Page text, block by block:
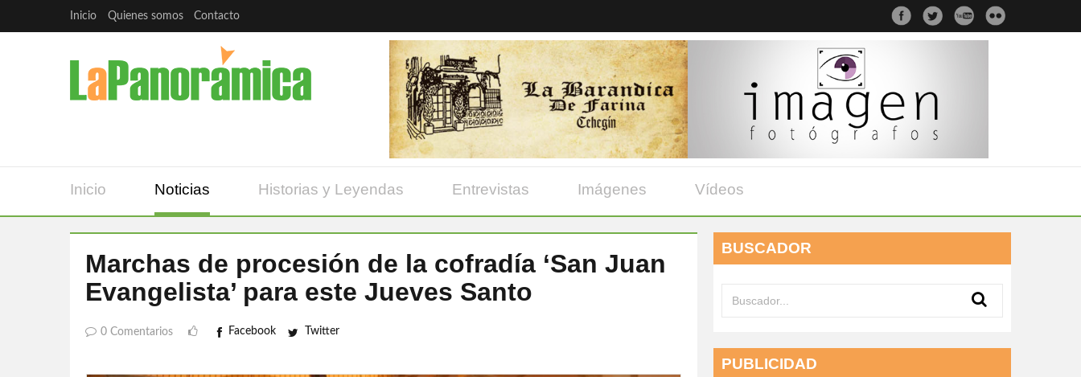
Inicio Quienes somos Contacto
Inicio Noticias Historias y Leyendas Entrevistas Imágenes Vídeos
Marchas de procesión de la cofradía ‘San Juan
Evangelista’ para este Jueves Santo
0 Comentarios Facebook Twitter
BUSCADOR
PUBLICIDAD